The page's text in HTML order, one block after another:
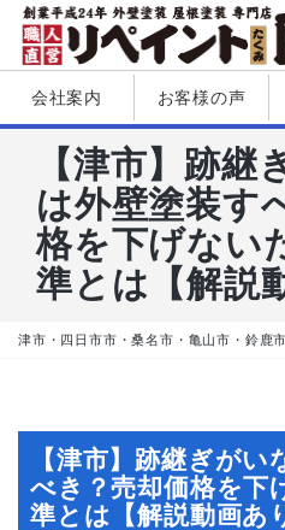
会社案内 お客様の声
【津市】跡継
は外壁塗装す
格を下げない
準とは【解説
津市・四日市市・桑名市・亀山市・鈴鹿
【津市】跡継ぎが
べき？売却価格を下
準とは【解説動画あ